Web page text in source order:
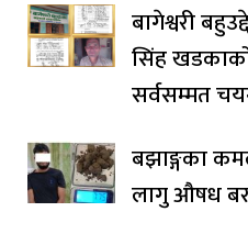
बागेश्वरी
सिंह
सर्वसम्मत
बझाङ्गका
लागु औषध